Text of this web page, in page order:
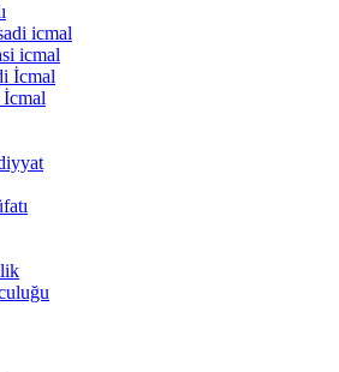
icmal
icmal
İcmal
İcmal